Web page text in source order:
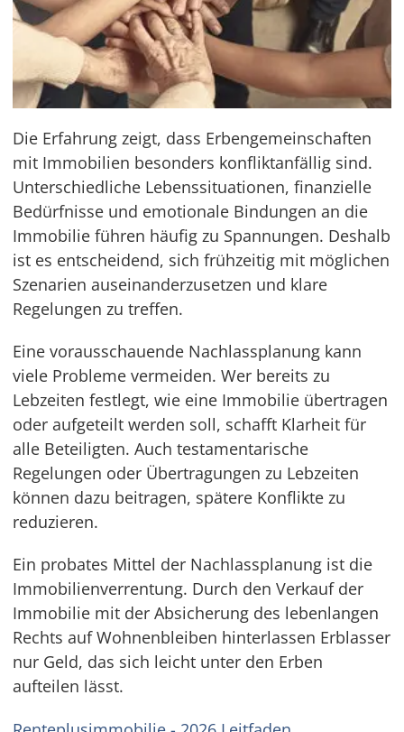
Die Erfahrung zeigt, dass Erbengemeinschaften
mit Immobilien besonders konfliktanfällig sind.
Unterschiedliche Lebenssituationen, finanzielle
Bedürfnisse und emotionale Bindungen an die
Immobilie führen häufig zu Spannungen. Deshalb
ist es entscheidend, sich frühzeitig mit möglichen
Szenarien auseinanderzusetzen und klare
Regelungen zu treffen.
Eine vorausschauende Nachlassplanung kann
viele Probleme vermeiden. Wer bereits zu
Lebzeiten festlegt, wie eine Immobilie übertragen
oder aufgeteilt werden soll, schafft Klarheit für
alle Beteiligten. Auch testamentarische
Regelungen oder Übertragungen zu Lebzeiten
können dazu beitragen, spätere Konflikte zu
reduzieren.
Ein probates Mittel der Nachlassplanung ist die
Immobilienverrentung. Durch den Verkauf der
Immobilie mit der Absicherung des lebenlangen
Rechts auf Wohnenbleiben hinterlassen Erblasser
nur Geld, das sich leicht unter den Erben
aufteilen lässt.